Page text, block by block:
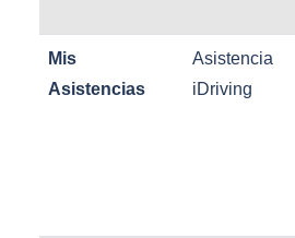
Mis
Asistencias
Asistencia
iDriving